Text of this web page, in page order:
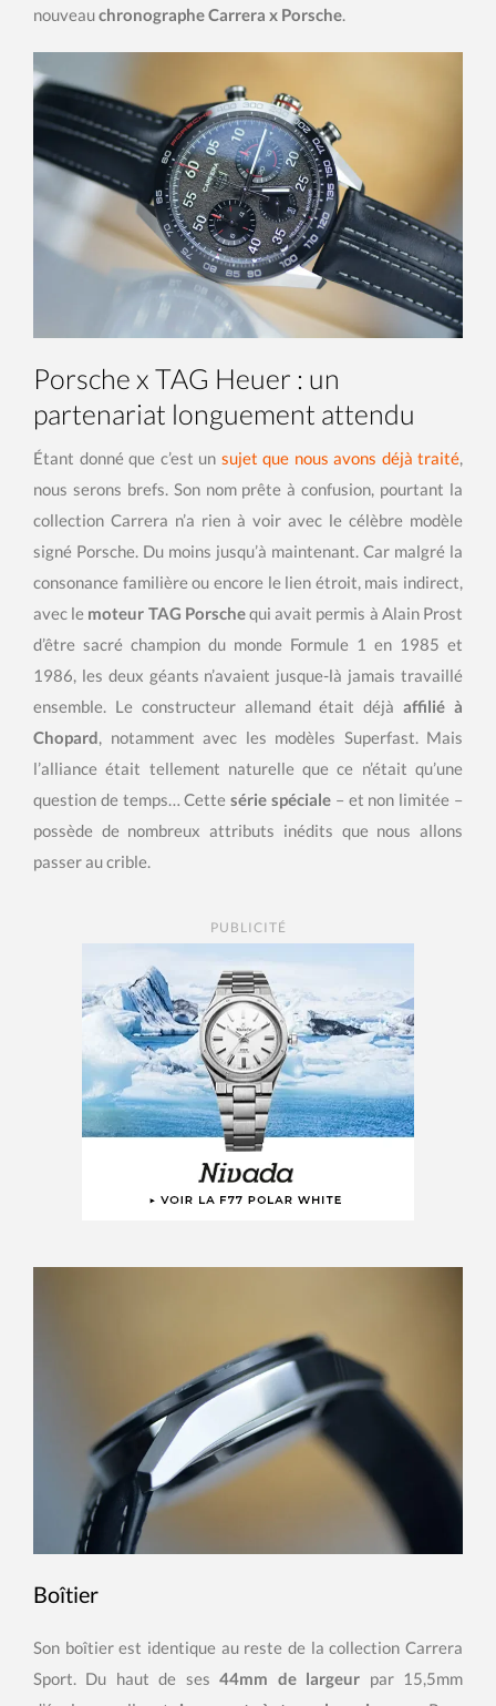
nouveauchronographe Carrera x Porsche.
Porsche x TAG Heuer : un
partenariat longuement attendu
Étant donné que c’est un sujet que nous avons déjà traité,
nous serons brefs. Son nom prête à confusion, pourtant la
collection Carrera n’a rien à voir avec le célèbre modèle
signé Porsche. Du moins jusqu’à maintenant. Car malgré la
consonance familière ou encore le lien étroit, mais indirect,
avec le moteur TAG Porschequi avait permis à Alain Prost
d’être sacré champion du monde Formule 1 en 1985 et
1986, les deux géants n’avaient jusque-là jamais travaillé
ensemble. Le constructeur allemand était déjàaffilié à
Chopard, notamment avec les modèles Superfast. Mais
l’alliance était tellement naturelle que ce n’était qu’une
question de temps… Cettesérie spéciale – et non limitée –
possède de nombreux attributs inédits que nous allons
passer au crible.
PUBLICITÉ
Boîtier
Son boîtier est identique au reste de la collection Carrera
Sport. Du haut de ses44mm de largeur par 15,5mm